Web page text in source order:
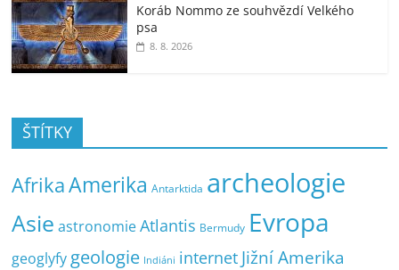
Koráb Nommo ze souhvězdí Velkého
psa
8. 8. 2026
ŠTÍTKY
AfrikaAmerika Antarktida archeologie
Asie astronomie Atlantis Bermudy Evropa
geoglyfy geologie Indiáni internet Jižní Amerika